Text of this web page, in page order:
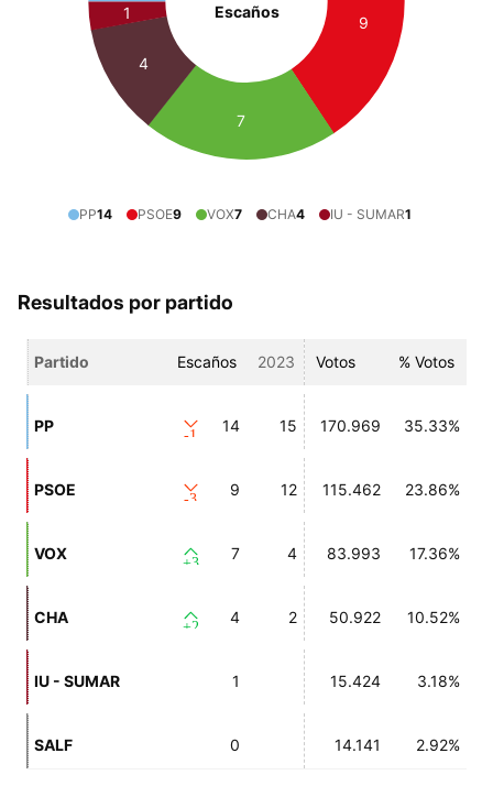
Escaños
9
7
4
1
PP14 PSOE9 VOX7 CHA4 IU - SUMAR1
Resultados por partido
Partido Escaños 2023 Votos % Votos
PP -1 14 15 170.969 35.33%
PSOE -3 9 12 115.462 23.86%
VOX +3 7 4 83.993 17.36%
CHA +2 4 2 50.922 10.52%
IU - SUMAR 1 15.424 3.18%
SALF 0 14.141 2.92%